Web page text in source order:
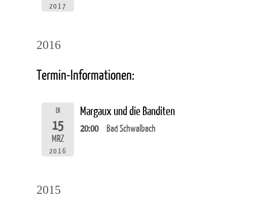
2017
2016
Termin-Informationen:
DI
15
MRZ
2016
Margaux und die Banditen
20:00 Bad Schwalbach
2015